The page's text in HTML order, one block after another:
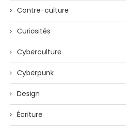
Contre-culture
Curiosités
Cyberculture
Cyberpunk
Design
Écriture